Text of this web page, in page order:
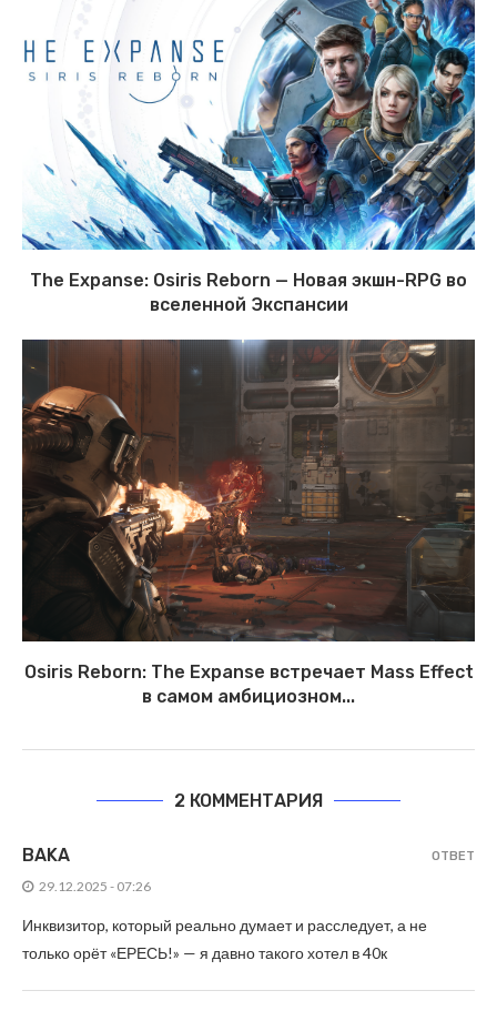
The Expanse: Osiris Reborn — Новая экшн-RPG во
вселенной Экспансии
Osiris Reborn: The Expanse встречает Mass Effect
в самом амбициозном...
2 КОММЕНТАРИЯ
BAKA
29.12.2025 - 07:26
Инквизитор, который реально думает и расследует, а не
только орёт «ЕРЕСЬ!» — я давно такого хотел в 40к
ОТВЕТ